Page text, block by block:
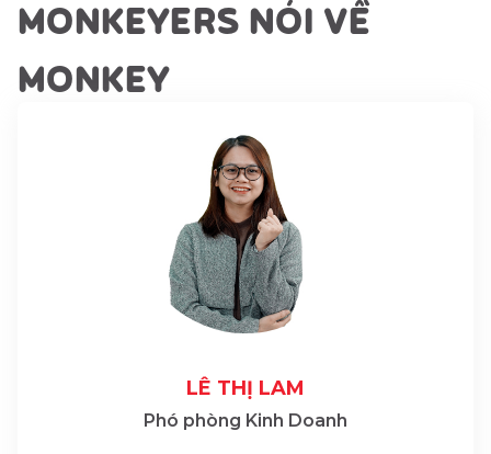
MONKEY
LÊ THỊ LAM
Phó phòng Kinh Doanh